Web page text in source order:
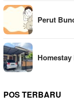
Perut
POS TERBARU